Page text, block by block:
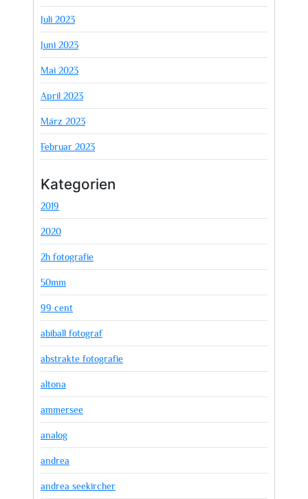
Juli 2023
Juni 2023
Mai 2023
April 2023
März 2023
Februar 2023
Kategorien
2019
2020
2h fotografie
50mm
99 cent
abiball fotograf
abstrakte fotografie
altona
ammersee
analog
andrea
andrea seekircher